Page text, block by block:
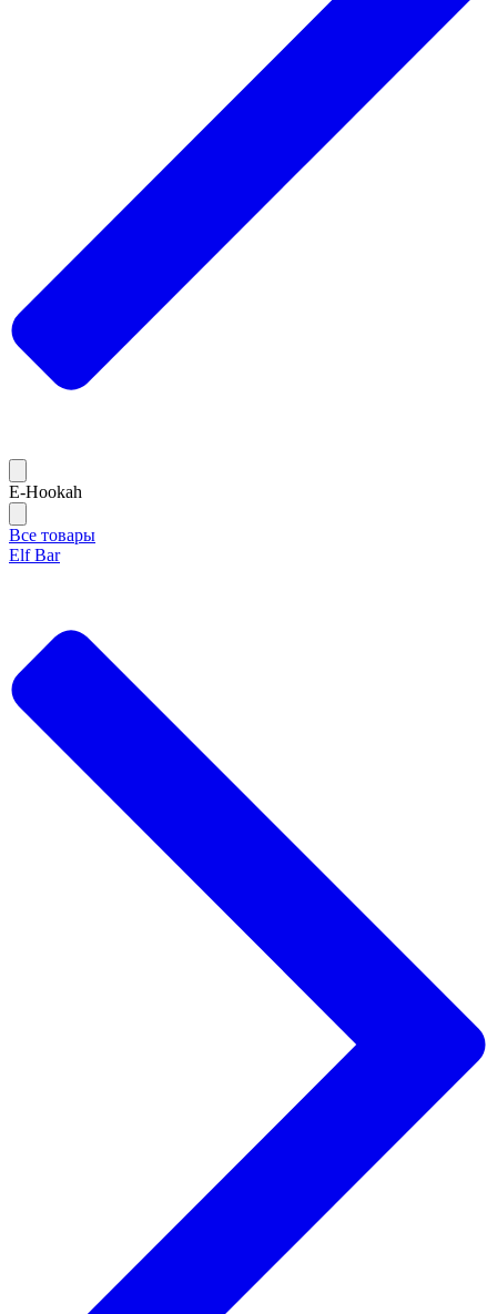
E-Hookah
Все товары
Elf Bar